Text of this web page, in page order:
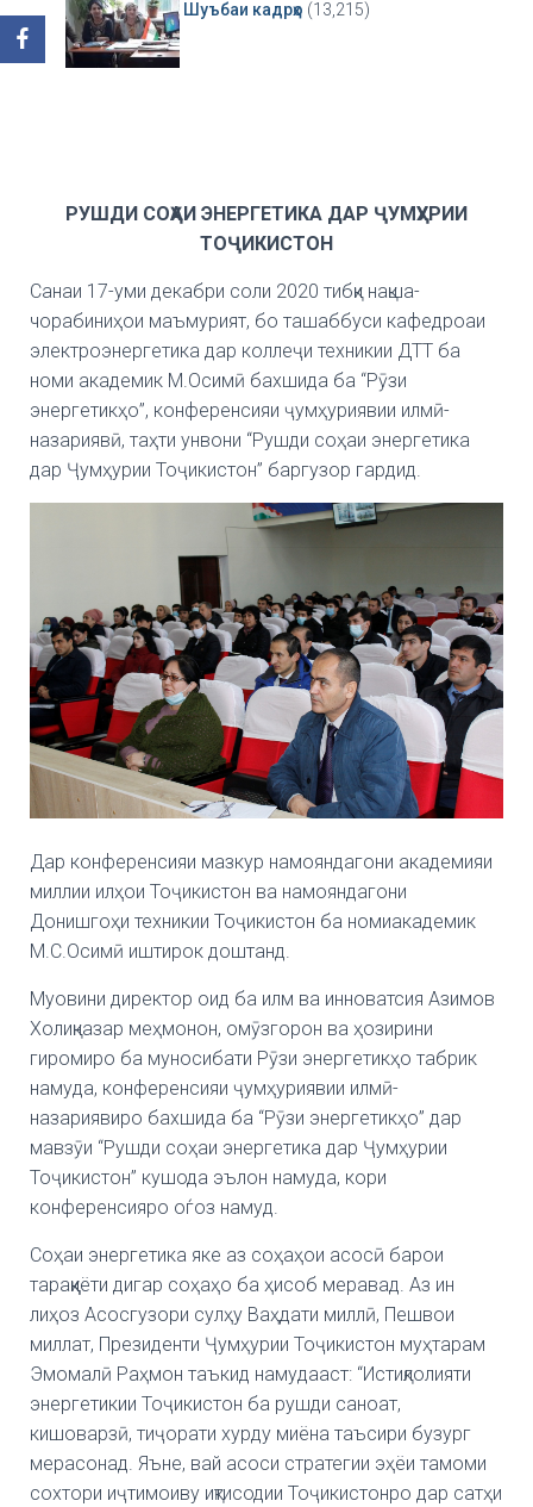
Шуъбаи кадрҳо (13,215)
РУШДИ СОҲАИ ЭНЕРГЕТИКА ДАР ҶУМҲУРИИ
ТОҶИКИСТОН
Санаи 17-уми декабри соли 2020 тибқи нақша-
чорабиниҳои маъмурият, бо ташаббуси кафедроаи
электроэнергетика дар коллеҷи техникии ДТТ ба
номи академик М.Осимӣ бахшида ба “Рӯзи
энергетикҳо”, конференсияи ҷумҳуриявии илмӣ-
назариявӣ, таҳти унвони “Рушди соҳаи энергетика
дар Ҷумҳурии Тоҷикистон” баргузор гардид.
Дар конференсияи мазкур намояндагони академияи
миллии илҳои Тоҷикистон ва намояндагони
Донишгоҳи техникии Тоҷикистон ба номиакадемик
М.С.Осимӣ иштирок доштанд.
Муовини директор оид ба илм ва инноватсия Азимов
Холиқназар меҳмонон, омӯзгорон ва ҳозирини
гиромиро ба муносибати Рӯзи энергетикҳо табрик
намуда, конференсияи ҷумҳуриявии илмӣ-
назариявиро бахшида ба “Рӯзи энергетикҳо” дар
мавзӯи “Рушди соҳаи энергетика дар Ҷумҳурии
Тоҷикистон” кушода эълон намуда, кори
конференсияро оѓоз намуд.
Соҳаи энергетика яке аз соҳаҳои асосӣ барои
тараққиёти дигар соҳаҳо ба ҳисоб меравад. Аз ин
лиҳоз Асосгузори сулҳу Ваҳдати миллӣ, Пешвои
миллат, Президенти Ҷумҳурии Тоҷикистон муҳтарам
Эмомалӣ Раҳмон таъкид намудааст: “Истиқлолияти
энергетикии Тоҷикистон ба рушди саноат,
кишоварзӣ, тиҷорати хурду миёна таъсири бузург
мерасонад. Яъне, вай асоси стратегии эҳёи тамоми
сохтори иҷтимоиву иқтисодии Тоҷикистонро дар сатҳи